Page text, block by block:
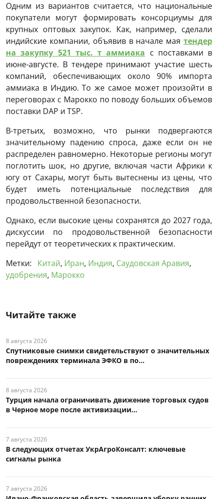
Одним из вариантов считается, что национальные
покупатели могут формировать консорциумы для
крупных оптовых закупок. Как, например, сделали
индийские компании, объявив в начале мая тендер
на закупку 521 тыс. т аммиака с поставками в
июне-августе. В тендере принимают участие шесть
компаний, обеспечивающих около 90% импорта
аммиака в Индию. То же самое может произойти в
переговорах с Марокко по поводу больших объемов
поставки DAP и TSP.
В-третьих, возможно, что рынки подвергаются
значительному падению спроса, даже если он не
распределен равномерно. Некоторые регионы могут
поглотить шок, но другие, включая части Африки к
югу от Сахары, могут быть вытеснены из цены, что
будет иметь потенциальные последствия для
продовольственной безопасности.
Однако, если высокие цены сохранятся до 2027 года,
дискуссии по продовольственной безопасности
перейдут от теоретических к практическим.
Метки:
Китай, Иран, Индия, Саудовская Аравия,
удобрения, Марокко
Читайте также
8 августа 2026
Спутниковые снимки свидетельствуют о значительных
повреждениях терминала ЭФКО в по...
8 августа 2026
Турция начала ограничивать движение торговых судов
в Черное море после активизации...
7 августа 2026
В следующих отчетах УкрАгроКонсалт: ключевые
сигналы рынка
7 августа 2026